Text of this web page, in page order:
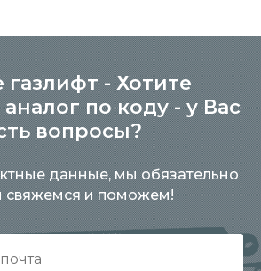
- Хотите
по коду - у Вас
вопросы?
данные, мы обязательно
свяжемся и поможем!